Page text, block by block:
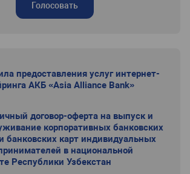
Голосовать
предоставления услуг интернет-
АКБ «Asia Alliance Bank»
договор-оферта на выпуск и
корпоративных банковских
банковских карт индивидуальных
в национальной
Республики Узбекстан